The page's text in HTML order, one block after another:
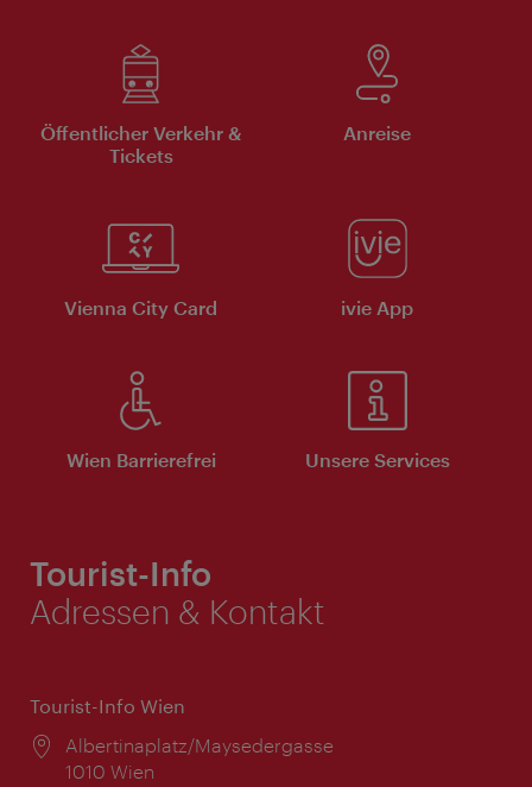
Öffentlicher Verkehr &
Tickets
Anreise
Vienna City Card ivie App
Wien Barrierefrei Unsere Services
Tourist-Info
Adressen & Kontakt
Tourist-Info Wien
Ort:
Albertinaplatz/Maysedergasse
1010 Wien